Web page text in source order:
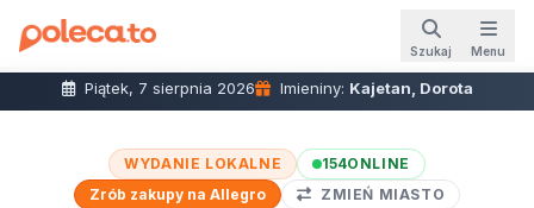
Szukaj Menu
Piątek, 7 sierpnia 2026 Imieniny: Kajetan, Dorota
WYDANIE LOKALNE 154ONLINE
Zrób zakupy na Allegro
ZMIEŃ MIASTO